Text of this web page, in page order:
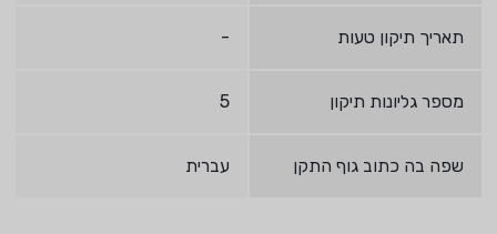
תאריך תיקון טעות -
מספר גליונות תיקון 5
שפה בה כתוב גוף התקן עברית